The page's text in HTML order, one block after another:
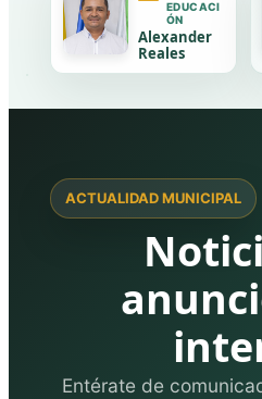
EDUCACI
ÓN
Alexander
Reales
ACTUALIDAD MUNICIPAL
Entérate de